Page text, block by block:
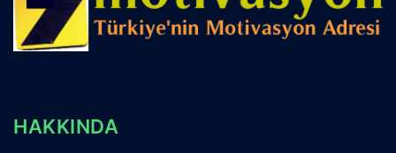
HAKKINDA